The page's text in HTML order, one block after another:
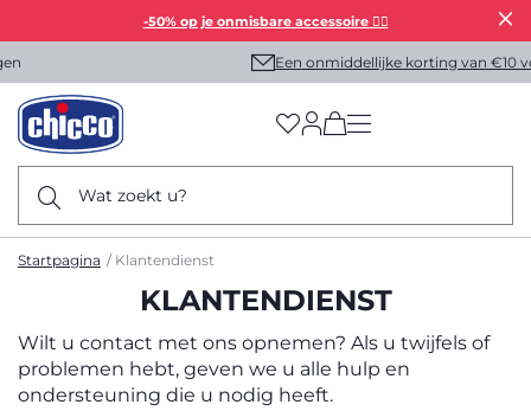
-50% op je onmisbare accessoire 👯‍♀️
Een onmiddellijke korting van €10 voor u!
Wat zoekt u?
(has more options
Startpagina Klantendienst
KLANTENDIENST
Wilt u contact met ons opnemen? Als u twijfels of
problemen hebt, geven we u alle hulp en
ondersteuning die u nodig heeft.